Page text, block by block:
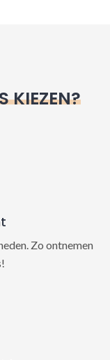
KIEZEN?
Zo ontnemen